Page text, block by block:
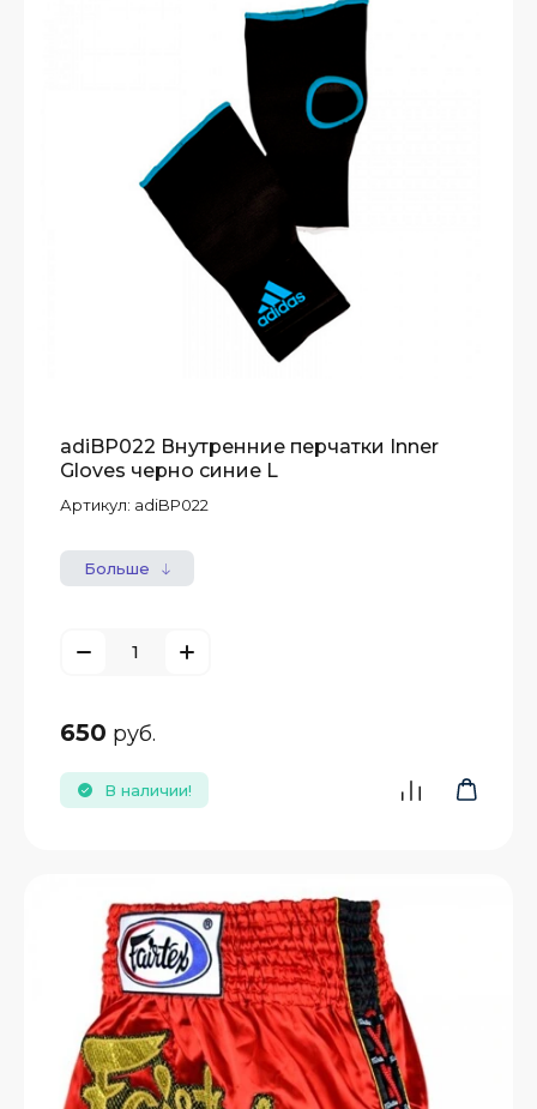
adiBP022 Внутренние перчатки Inner
Gloves черно синие L
Артикул: adiBP022
Больше
650 руб.
В наличии!